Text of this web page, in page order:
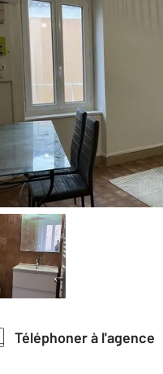
Téléphoner à l'agence